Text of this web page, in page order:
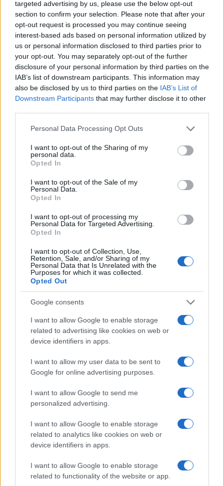
targeted advertising by us, please use the below opt-out
section to confirm your selection. Please note that after your
opt-out request is processed you may continue seeing
interest-based ads based on personal information utilized by
us or personal information disclosed to third parties prior to
your opt-out. You may separately opt-out of the further
disclosure of your personal information by third parties on the
IAB’s list of downstream participants. This information may
also be disclosed by us to third parties on the IAB’s List of
Downstream Participants that may further disclose it to other
Please note that this website/app uses one or more Google
not limited to your visit or usage behaviour. You may click to
grant or deny consent to Google and its third-party tags to
use your data for below specified purposes in below Google
consent section.
Personal Data Processing Opt Outs
I want to opt-out of the Sharing of my
personal data.
Opted In
I want to opt-out of the Sale of my
Personal Data.
Opted In
I want to opt-out of processing my
Personal Data for Targeted Advertising.
Opted In
I want to opt-out of Collection, Use,
Retention, Sale, and/or Sharing of my
Personal Data that Is Unrelated with the
Purposes for which it was collected.
Opted Out
Google consents
I want to allow Google to enable storage
related to advertising like cookies on web or
device identifiers in apps.
I want to allow my user data to be sent to
Google for online advertising purposes.
I want to allow Google to send me
personalized advertising.
I want to allow Google to enable storage
related to analytics like cookies on web or
device identifiers in apps.
I want to allow Google to enable storage
related to functionality of the website or app.
controvalore. Aumentare la quota di mercato e la
negoziabilità delle PMI potrebbe, oltre a migliorare
le valutazioni, ampliare la base di investitori
interessati a partecipare alla crescita del tessuto
produttivo nazionale.
Susanna Riva osserva Bologna dalla finestra
dell’Archivio di Stato dove una volta ha
passato una settimana a consultare faldoni
sulle cooperative cittadine: quel documento
responsabilità istituzionali. Tiene linea critica
nella redazione, amante del caffè lungo e del
Continua a leggere